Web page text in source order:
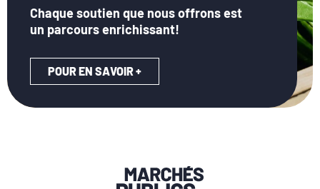
Chaque soutien que nous offrons est
un parcours enrichissant!
POUR EN SAVOIR +